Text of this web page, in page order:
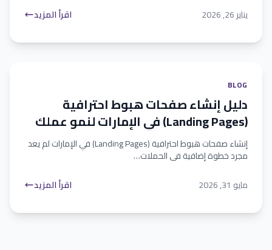
يناير 26, 2026
اقرأ المزيد
BLOG
دليل إنشاء صفحات هبوط احترافية
(Landing Pages) في الإمارات لنمو عملك
إنشاء صفحات هبوط احترافية (Landing Pages) في الإمارات لم يعد
مجرد خطوة إضافية في الحملات…
مايو 31, 2026
اقرأ المزيد